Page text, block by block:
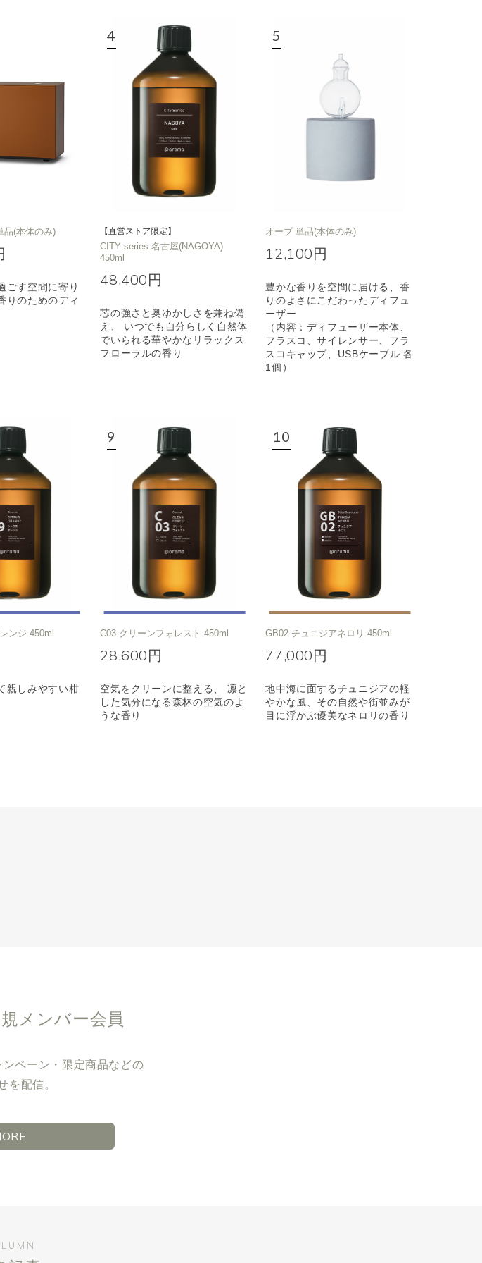
品(本体のみ)
ごす空間に寄り
りのためのディ
【直営ストア限定】
CITY series 名古屋(NAGOYA)
450ml
48,400円
芯の強さと奥ゆかしさを兼ね備
え、 いつでも自分らしく自然体
でいられる華やかなリラックス
フローラルの香り
オーブ 単品(本体のみ)
12,100円
豊かな香りを空間に届ける、香
りのよさにこだわったディフュ
ーザー
（内容：ディフューザー本体、
フラスコ、サイレンサー、フラ
スコキャップ、USBケーブル 各
1個）
ンジ 450ml
親しみやすい柑
C03 クリーンフォレスト 450ml
28,600円
空気をクリーンに整える、 凛と
した気分になる森林の空気のよ
うな香り
GB02 チュニジアネロリ 450ml
77,000円
地中海に面するチュニジアの軽
やかな風、その自然や街並みが
目に浮かぶ優美なネロリの香り
メンバー会員
ペーン・限定商品などの
を配信。